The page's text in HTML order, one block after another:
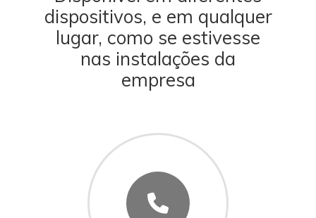
dispositivos, e em qualquer
lugar, como se estivesse
nas instalações da
empresa